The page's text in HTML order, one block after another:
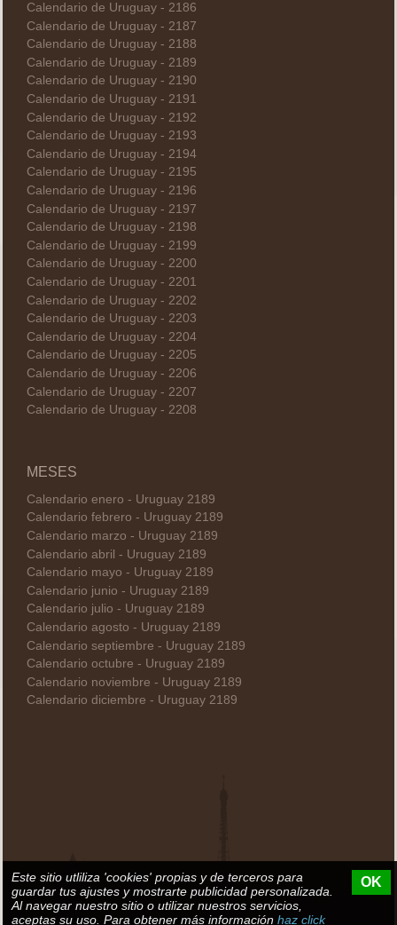
Calendario de Uruguay - 2186
Calendario de Uruguay - 2187
Calendario de Uruguay - 2188
Calendario de Uruguay - 2189
Calendario de Uruguay - 2190
Calendario de Uruguay - 2191
Calendario de Uruguay - 2192
Calendario de Uruguay - 2193
Calendario de Uruguay - 2194
Calendario de Uruguay - 2195
Calendario de Uruguay - 2196
Calendario de Uruguay - 2197
Calendario de Uruguay - 2198
Calendario de Uruguay - 2199
Calendario de Uruguay - 2200
Calendario de Uruguay - 2201
Calendario de Uruguay - 2202
Calendario de Uruguay - 2203
Calendario de Uruguay - 2204
Calendario de Uruguay - 2205
Calendario de Uruguay - 2206
Calendario de Uruguay - 2207
Calendario de Uruguay - 2208
MESES
Calendario enero - Uruguay 2189
Calendario febrero - Uruguay 2189
Calendario marzo - Uruguay 2189
Calendario abril - Uruguay 2189
Calendario mayo - Uruguay 2189
Calendario junio - Uruguay 2189
Calendario julio - Uruguay 2189
Calendario agosto - Uruguay 2189
Calendario septiembre - Uruguay 2189
Calendario octubre - Uruguay 2189
Calendario noviembre - Uruguay 2189
Calendario diciembre - Uruguay 2189
Este sitio utliliza 'cookies' propias y de terceros para
guardar tus ajustes y mostrarte publicidad personalizada.
Al navegar nuestro sitio o utilizar nuestros servicios,
aceptas su uso. Para obtener más información haz click
OK